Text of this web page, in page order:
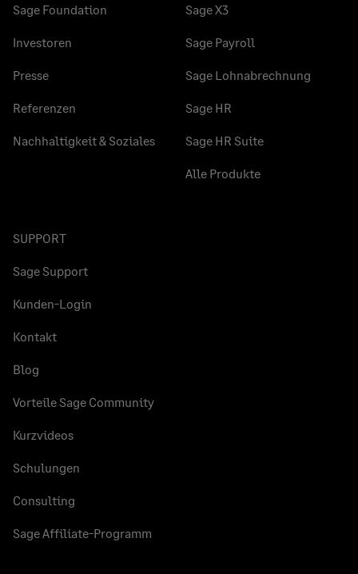
Sage Foundation
Investoren
Presse
Referenzen
Nachhaltigkeit & Soziales
Sage X3
Sage Payroll
Sage Lohnabrechnung
Sage HR
Sage HR Suite
Alle Produkte
SUPPORT
Sage Support
Kunden-Login
Kontakt
Blog
Vorteile Sage Community
Kurzvideos
Schulungen
Consulting
Sage Affiliate-Programm